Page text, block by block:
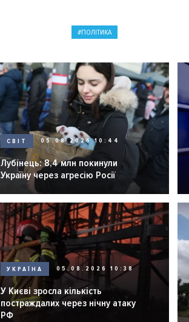
ПОЛІТИКА
СВІТ 05.08.2026 10:44
Лубінець: 8,4 млн покинули
Україну через агресію Росії
УКРАЇНА 05.08.2026 10:38
У Києві зросла кількість
постраждалих через нічну атаку
РФ